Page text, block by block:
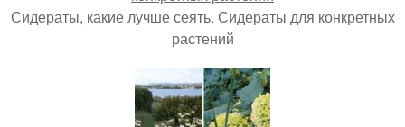
Сидераты, какие лучше сеять. Сидераты для конкретных
растений